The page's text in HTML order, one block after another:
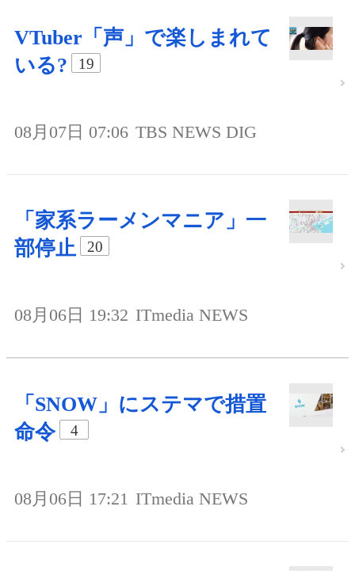
VTuber「声」で楽しまれて
いる?
19
08月07日 07:06 TBS NEWS DIG
「家系ラーメンマニア」一
部停止
20
08月06日 19:32 ITmedia NEWS
「SNOW」にステマで措置
命令
4
08月06日 17:21 ITmedia NEWS